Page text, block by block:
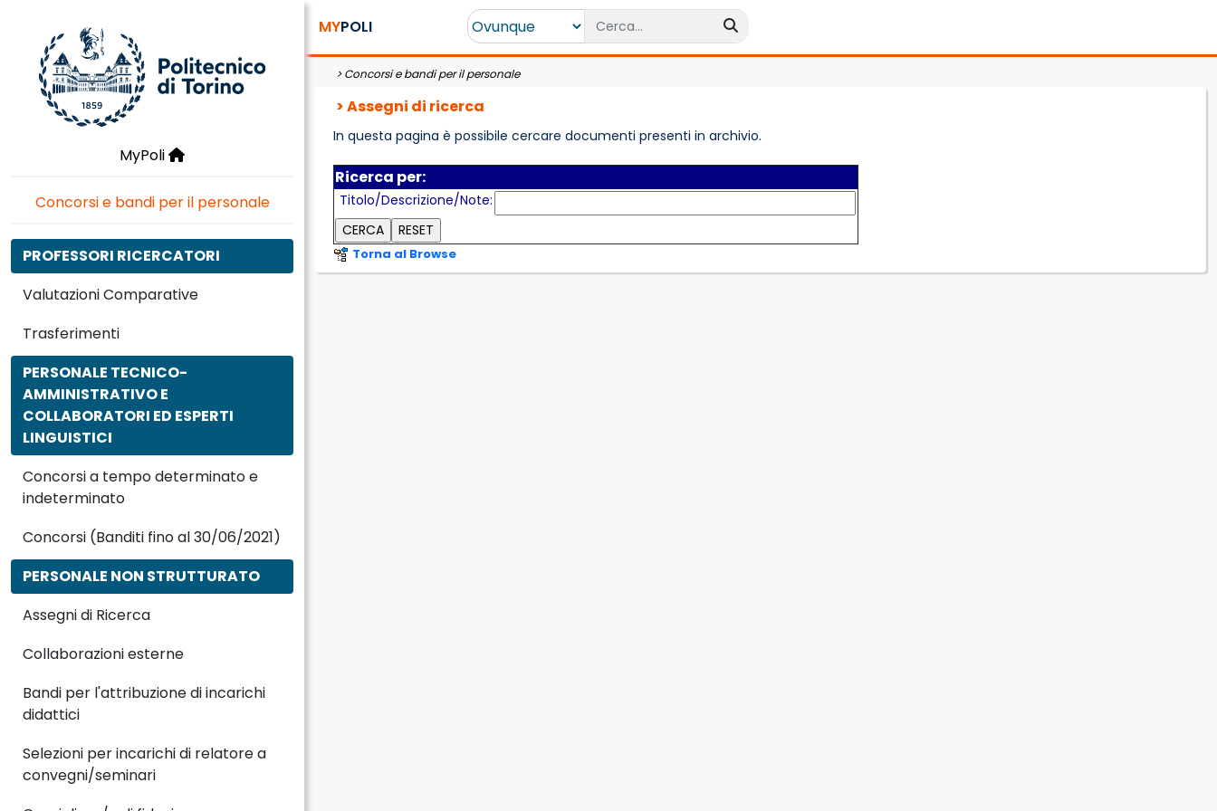
MyPoli
Concorsi e bandi per il personale
PROFESSORI RICERCATORI
Valutazioni Comparative
Trasferimenti
PERSONALE TECNICO-
AMMINISTRATIVO E
COLLABORATORI ED ESPERTI
LINGUISTICI
Concorsi a tempo determinato e
indeterminato
Concorsi (Banditi fino al 30/06/2021)
PERSONALE NON STRUTTURATO
Assegni di Ricerca
Collaborazioni esterne
Bandi per l'attribuzione di incarichi
didattici
Selezioni per incarichi di relatore a
convegni/seminari
MYPOLI
>Concorsi e bandi per il personale
> Assegni di ricerca
In questa pagina è possibile cercare documenti presenti in archivio.
Ricerca per:
Titolo/Descrizione/Note:
Torna al Browse